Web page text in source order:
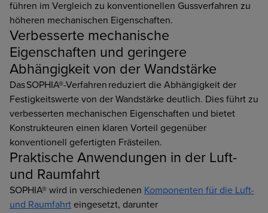
führen im Vergleich zu konventionellen Gussverfahren zu
höheren mechanischen Eigenschaften.
Verbesserte mechanische
Eigenschaften und geringere
Abhängigkeit von der Wandstärke
Das SOPHIA®-Verfahren reduziert die Abhängigkeit der
Festigkeitswerte von der Wandstärke deutlich. Dies führt zu
verbesserten mechanischen Eigenschaften und bietet
Konstrukteuren einen klaren Vorteil gegenüber
konventionell gefertigten Frästeilen.
Praktische Anwendungen in der Luft-
und Raumfahrt
SOPHIA® wird in verschiedenen Komponenten für die Luft-
und Raumfahrteingesetzt, darunter